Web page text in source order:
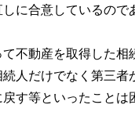
に合意しているので
不動産を取得した相
人だけでなく第三者
す等といったことは